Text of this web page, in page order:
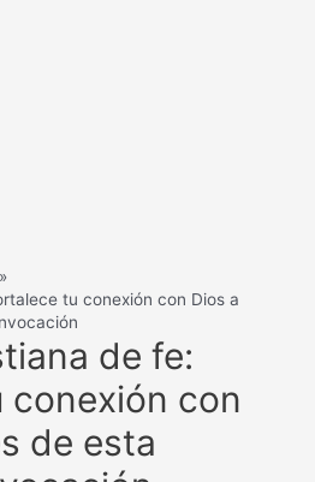
tu conexión con Dios a
de fe:
conexión con
de esta